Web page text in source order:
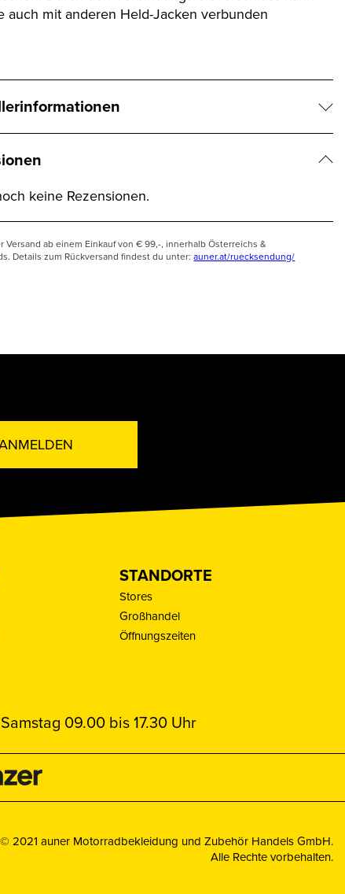
auch mit anderen Held-Jacken verbunden
keine Rezensionen.
Versand ab einem Einkauf von € 99,-, innerhalb Österreichs &
Details zum Rückversand findest du unter:auner.at/ruecksendung/
STANDORTE
Stores
Großhandel
Öffnungszeiten
09.00 bis 17.30 Uhr
© 2021 auner Motorradbekleidung und Zubehör Handels GmbH.
Alle Rechte vorbehalten.